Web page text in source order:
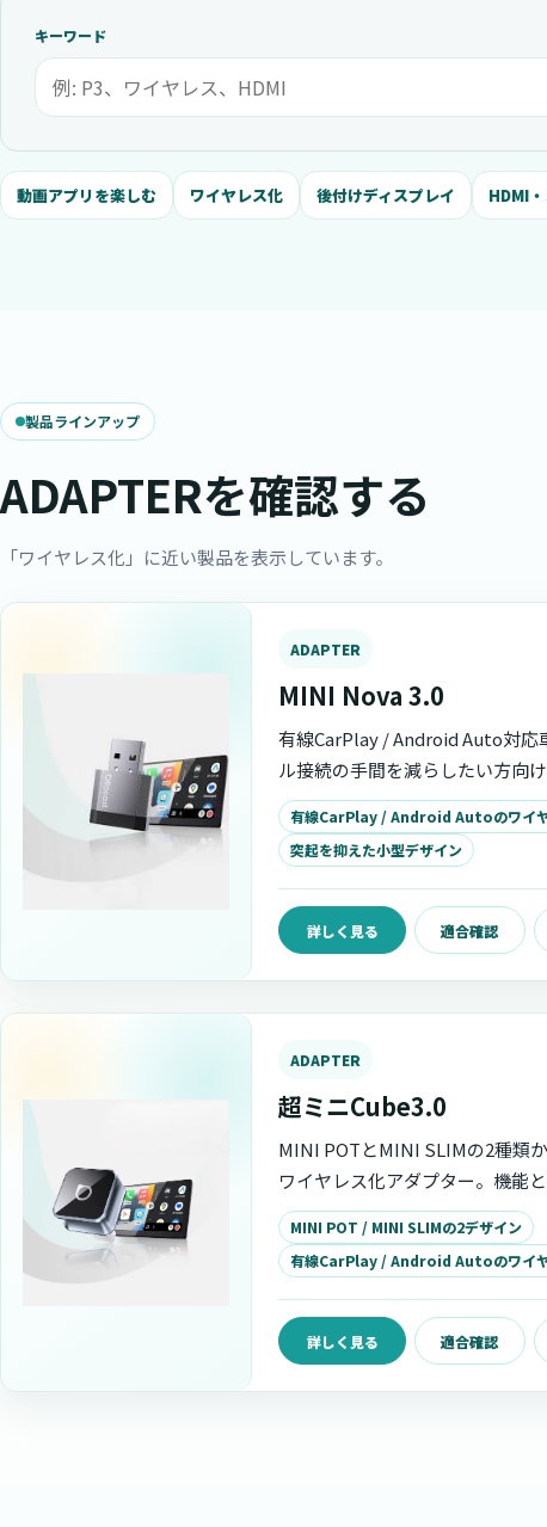
キーワード
動画アプリを楽しむ ワイヤレス化 後付けディスプレイ HDMI
製品ラインアップ
ADAPTERを確認する
「ワイヤレス化」に近い製品を表示しています。
ADAPTER
MINI Nova 3.0
有線CarPlay / Android Auto対応
ル接続の手間を減らしたい方向
レスアダプター。突起を抑えた装
続、自動再接続、OttoPilotアプ
プデートに対応しています。
有線CarPlay / Android Autoのワイ
突起を抑えた小型デザイン
詳しく見る 適合確認
ADAPTER
超ミニCube3.0
MINI POTとMINI SLIMの2種類
ワイヤレス化アダプター。機能
で、有線CarPlay / Android Auto
をすっきり整えます。
MINI POT / MINI SLIMの2デザイン
有線CarPlay / Android Autoのワイ
詳しく見る 適合確認